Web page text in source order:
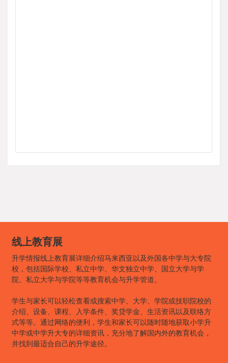
线上教育展
升学情报线上教育展详细介绍马来西亚以及外国各中学与大专院
校，包括国际学校、私立中学、华文独立中学、国立大学与学
院、私立大学与学院等等教育机会与升学管道。
学生与家长可以轻松查看或搜索中学、大学、学院或技职院校的
介绍、设备、课程、入学条件、奖贷学金、生活资讯以及联络方
式等等。通过网络的便利，学生和家长可以随时随地获取小学升
中学或中学升大专的详细资讯，充分地了解国内外的教育机会，
并找到最适合自己的升学途径。